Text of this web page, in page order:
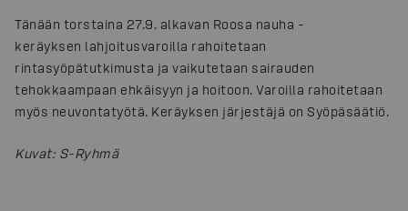
Tänään torstaina 27.9. alkavan Roosa nauha -
keräyksen lahjoitusvaroilla rahoitetaan
rintasyöpätutkimusta ja vaikutetaan sairauden
tehokkaampaan ehkäisyyn ja hoitoon. Varoilla rahoitetaan
myös neuvontatyötä. Keräyksen järjestäjä on Syöpäsäätiö.
Kuvat: S-Ryhmä